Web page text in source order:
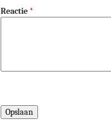
Reactie *